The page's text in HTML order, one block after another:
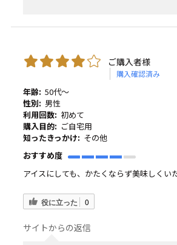
ご購入者様
購入確認済み
年齢: 50代～
性別: 男性
利用回数: 初めて
購入目的: ご自宅用
知ったきっかけ: その他
おすすめ度
アイスにしても、かたくならず美味しくい
役に立った 0
サイトからの返信